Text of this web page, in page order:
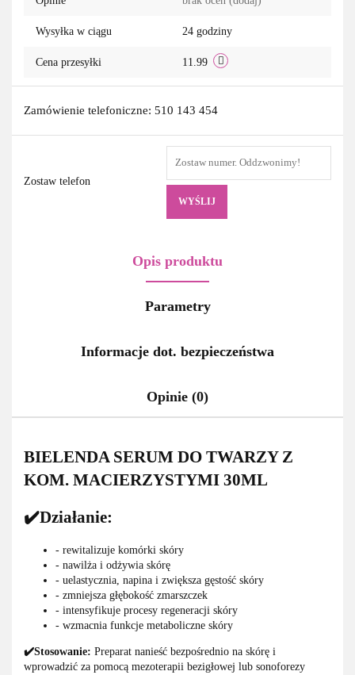
Wysyłka w ciągu 24 godziny
Cena przesyłki 11.99
Zamówienie telefoniczne: 510 143 454
Zostaw telefon
WYŚLIJ
Opis produktu
Parametry
Informacje dot. bezpieczeństwa
Opinie (0)
BIELENDA SERUM DO TWARZY Z
KOM. MACIERZYSTYMI 30ML
✔️Działanie:
- rewitalizuje komórki skóry
- nawilża i odżywia skórę
- uelastycznia, napina i zwiększa gęstość skóry
- zmniejsza głębokość zmarszczek
- intensyfikuje procesy regeneracji skóry
- wzmacnia funkcje metaboliczne skóry
✔️Stosowanie: Preparat nanieść bezpośrednio na skórę i
wprowadzić za pomocą mezoterapii bezigłowej lub sonoforezy